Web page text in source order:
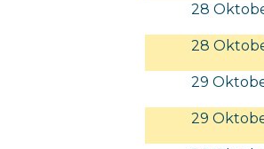
28
28
29
29